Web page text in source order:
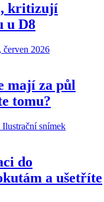
kritizují
u D8
mají za půl
tomu?
do
a ušetříte